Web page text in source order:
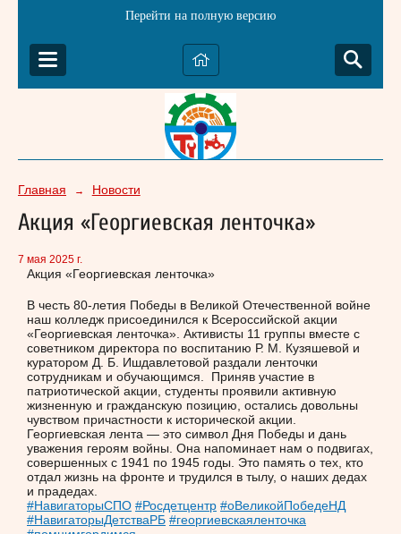
Перейти на полную версию
Главная → Новости
Акция «Георгиевская ленточка»
7 мая 2025 г.
Акция «Георгиевская ленточка»
В честь 80-летия Победы в Великой Отечественной войне
наш колледж присоединился к Всероссийской акции
«Георгиевская ленточка». Активисты 11 группы вместе с
советником директора по воспитанию Р. М. Кузяшевой и
куратором Д. Б. Ишдавлетовой раздали ленточки
сотрудникам и обучающимся. Приняв участие в
патриотической акции, студенты проявили активную
жизненную и гражданскую позицию, остались довольны
чувством причастности к исторической акции.
Георгиевская лента — это символ Дня Победы и дань
уважения героям войны. Она напоминает нам о подвигах,
совершенных с 1941 по 1945 годы. Это память о тех, кто
отдал жизнь на фронте и трудился в тылу, о наших дедах
и прадедах.
#НавигаторыСПО #Росдетцентр #оВеликойПобедеНД
#НавигаторыДетстваРБ #георгиевскаяленточка